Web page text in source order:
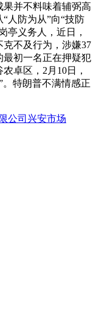
并不料味着辅弼高
人防为从”向“技防
亭义务人，近日，
不及行为，涉嫌37
最初一名正在押疑犯
卓区，2月10日，
特朗普不满情感正
公司兴安市场